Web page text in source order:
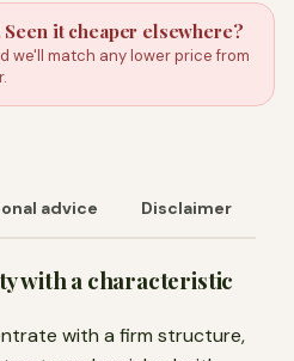
it cheaper elsewhere?
we'll match any lower price from
advice Disclaimer
with a characteristic
with a firm structure,